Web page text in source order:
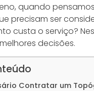
quando
precisam ser
custa o serviço?
decisões.
Contratar um